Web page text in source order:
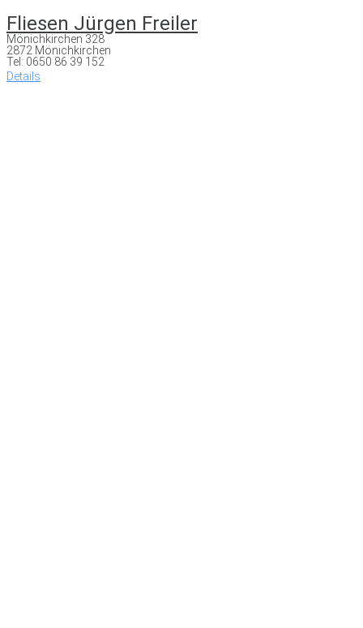
Fliesen Jürgen Freiler
Mönichkirchen 328
2872 Mönichkirchen
Tel: 0650 86 39 152
Details